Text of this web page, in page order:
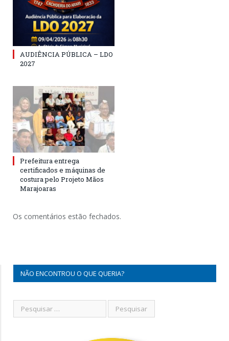
AUDIÊNCIA PÚBLICA – LDO
2027
Prefeitura entrega
certificados e máquinas de
costura pelo Projeto Mãos
Marajoaras
Os comentários estão fechados.
NÃO ENCONTROU O QUE QUERIA?